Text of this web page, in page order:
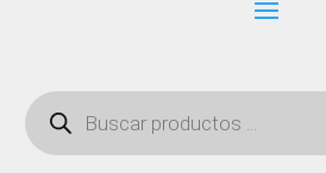
Búsqueda
de
productos